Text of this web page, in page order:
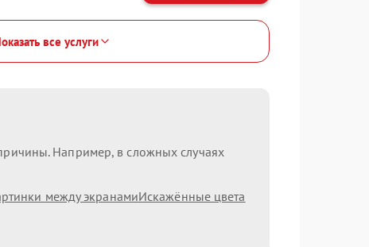
все услуги
Например, в сложных случаях
между экранамиИскажённые цвета